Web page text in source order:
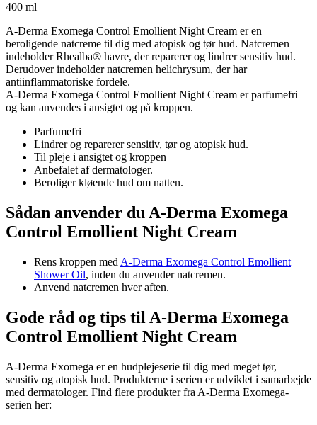
400 ml
A-Derma Exomega Control Emollient Night Cream er en
beroligende natcreme til dig med atopisk og tør hud. Natcremen
indeholder Rhealba® havre, der reparerer og lindrer sensitiv hud.
Derudover indeholder natcremen helichrysum, der har
antiinflammatoriske fordele.
A-Derma Exomega Control Emollient Night Cream er parfumefri
og kan anvendes i ansigtet og på kroppen.
Parfumefri
Lindrer og reparerer sensitiv, tør og atopisk hud.
Til pleje i ansigtet og kroppen
Anbefalet af dermatologer.
Beroliger kløende hud om natten.
Sådan anvender du A-Derma Exomega
Control Emollient Night Cream
Rens kroppen med A-Derma Exomega Control Emollient
Shower Oil, inden du anvender natcremen.
Anvend natcremen hver aften.
Gode råd og tips til A-Derma Exomega
Control Emollient Night Cream
A-Derma Exomega er en hudplejeserie til dig med meget tør,
sensitiv og atopisk hud. Produkterne i serien er udviklet i samarbejde
med dermatologer. Find flere produkter fra A-Derma Exomega-
serien her: